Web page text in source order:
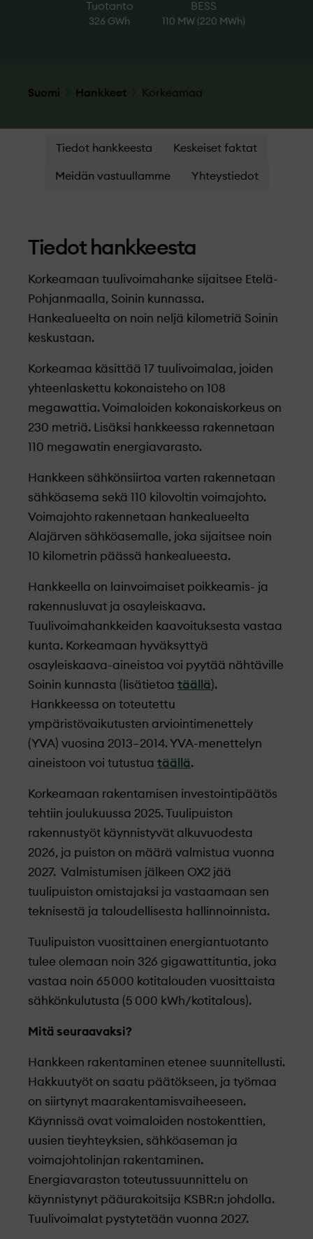
Tuotanto
326 GWh
BESS
110 MW (220 MWh)
Suomi Hankkeet Korkeamaa
Tiedot hankkeesta Keskeiset faktat
Meidän vastuullamme Yhteystiedot
Tiedot hankkeesta
Korkeamaan tuulivoimahanke sijaitsee Etelä-
Pohjanmaalla, Soinin kunnassa.
Hankealueelta on noin neljä kilometriä Soinin
keskustaan.
Korkeamaa käsittää 17 tuulivoimalaa, joiden
yhteenlaskettu kokonaisteho on 108
megawattia. Voimaloiden kokonaiskorkeus on
230 metriä. Lisäksi hankkeessa rakennetaan
110 megawatin energiavarasto.
Hankkeen sähkönsiirtoa varten rakennetaan
sähköasema sekä 110 kilovoltin voimajohto.
Voimajohto rakennetaan hankealueelta
Alajärven sähköasemalle, joka sijaitsee noin
10 kilometrin päässä hankealueesta.
Hankkeella on lainvoimaiset poikkeamis- ja
rakennusluvat ja osayleiskaava.
Tuulivoimahankkeiden kaavoituksesta vastaa
kunta. Korkeamaan hyväksyttyä
osayleiskaava-aineistoa voi pyytää nähtäville
Soinin kunnasta (lisätietoa täällä).
Hankkeessa on toteutettu
ympäristövaikutusten arviointimenettely
(YVA) vuosina 2013–2014. YVA-menettelyn
aineistoon voi tutustua täällä.
Korkeamaan rakentamisen investointipäätös
tehtiin joulukuussa 2025. Tuulipuiston
rakennustyöt käynnistyvät alkuvuodesta
2026, ja puiston on määrä valmistua vuonna
2027. Valmistumisen jälkeen OX2 jää
tuulipuiston omistajaksi ja vastaamaan sen
teknisestä ja taloudellisesta hallinnoinnista.
Tuulipuiston vuosittainen energiantuotanto
tulee olemaan noin 326 gigawattituntia, joka
vastaa noin 65 000 kotitalouden vuosittaista
sähkönkulutusta (5 000 kWh/kotitalous).
Mitä seuraavaksi?
Hankkeen rakentaminen etenee suunnitellusti.
Hakkuutyöt on saatu päätökseen, ja työmaa
on siirtynyt maarakentamisvaiheeseen.
Käynnissä ovat voimaloiden nostokenttien,
uusien tieyhteyksien, sähköaseman ja
voimajohtolinjan rakentaminen.
Energiavaraston toteutussuunnittelu on
käynnistynyt pääurakoitsija KSBR:n johdolla.
Tuulivoimalat pystytetään vuonna 2027.